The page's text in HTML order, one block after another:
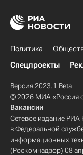
Политика
Спецпроекты
Версия 2023.1 Beta
© 2026 МИА «Россия
Вакансии
Сетевое издание РИА
в Федеральной
информационных
(Роскомнадзор) 08